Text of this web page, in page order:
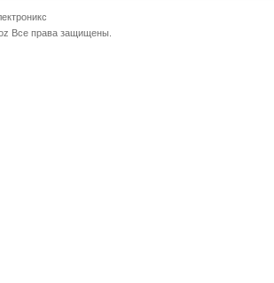
Все права защищены.